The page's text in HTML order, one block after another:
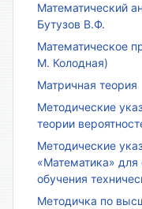
Математический
Бутузов В.Ф.
Математическое
М. Колодная)
Матричная теория
Методические
теории
Методические
«Математика»
обучения
Методичка по